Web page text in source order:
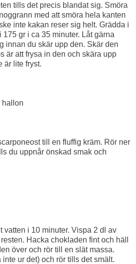
tills det precis blandat sig. Smöra
med att smöra hela kanten
inte kakan reser sig helt. Grädda i
gr i ca 35 minuter. Låt gärna
innan du skär upp den. Skär den
är att frysa in den och skära upp
är lite fryst.
hallon
till en fluffig kräm. Rör ner
du uppnår önskad smak och
vatten i 10 minuter. Vispa 2 dl av
Hacka chokladen fint och häll
över och rör till en slät massa.
ur det) och rör tills det smält.